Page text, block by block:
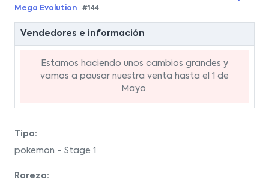
Mega Evolution #144
Vendedores e información
Estamos haciendo unos cambios grandes y
vamos a pausar nuestra venta hasta el 1 de
Mayo.
Tipo:
pokemon - Stage 1
Rareza: